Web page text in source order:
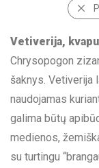
Uncategorized
Keretoja
(35)
Kvepalai(35)
Aliejiniai
Namų kvapai
Skalbikliai
Vetiverija,
Chrysopogon
šaknys. Vetiverija
naudojamas
galima būtų
medienos,
su turtingu